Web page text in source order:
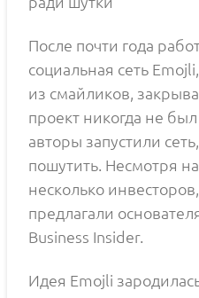
После почти года
социальная сеть
из смайликов,
проект никогда не
авторы запустили
пошутить. Несмотря
несколько
предлагали
Business Insider.
Идея Emojli